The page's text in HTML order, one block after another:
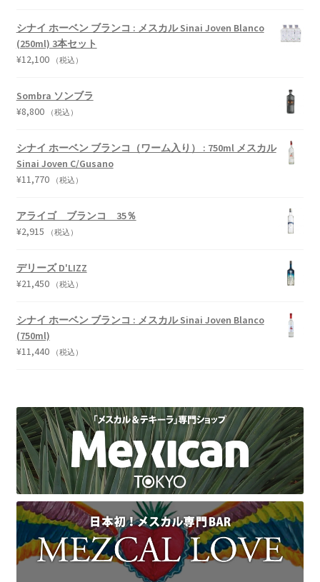
シナイ ホーベン ブランコ : メスカル Sinai Joven Blanco
(250ml) 3本セット
¥12,100 （税込）
Sombra ソンブラ
¥8,800 （税込）
シナイ ホーベン ブランコ（ワーム入り） : 750ml メスカル
Sinai Joven C/Gusano
¥11,770 （税込）
アライゴ ブランコ 35％
¥2,915 （税込）
デリーズ D'LIZZ
¥21,450 （税込）
シナイ ホーベン ブランコ : メスカル Sinai Joven Blanco
(750ml)
¥11,440 （税込）